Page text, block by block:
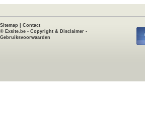
Sitemap
Contact
© Exsite.be - Copyright & Disclaimer -
Gebruiksvoorwaarden